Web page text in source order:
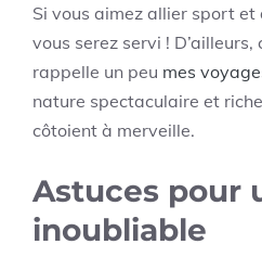
Si vous aimez allier sport
vous serez servi !
rappelle un peu mes
nature spectaculaire et
côtoient à merveille.
Astuces pour
inoubliable